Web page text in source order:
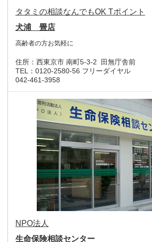
タタミの相談なんでもOK Tポイント
犬浦 畳店
高齢者の方お気軽に
住所： 西東京市 南町5-3-2 田無庁舎前
TEL： 0120-2580-56 フリーダイヤル
042-461-3958
NPO法人
生命保険相談センター